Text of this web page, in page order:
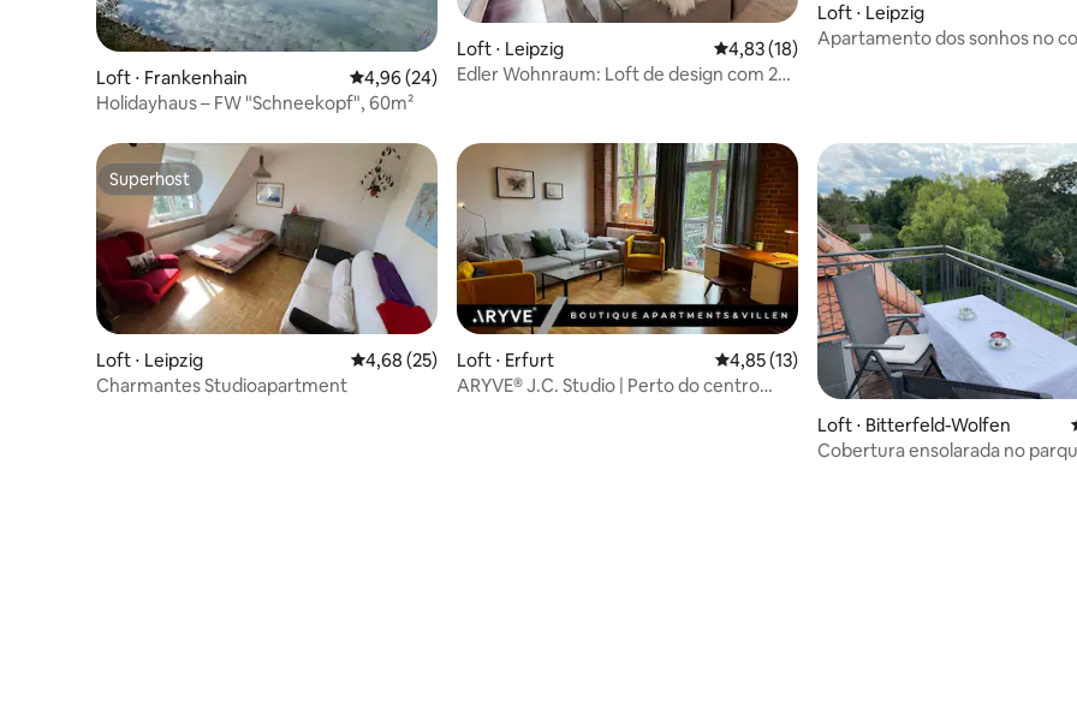
Loft ⋅ Frankenhain 4,96 de uma avaliação média de 5, 24 avaliações
4,96 (24)
Holidayhaus – FW "Schneekopf", 60m²
Loft ⋅ Leipzig 4,83 de uma avaliação média de 5, 18
4,83 (18)
Edler Wohnraum: Loft de design com 2
Loft ⋅ Leipzig
Apartamento dos sonhos no
Superhost
Superhost
Loft ⋅ Leipzig 4,68 de uma avaliação média de 5, 25 avaliações
4,68 (25)
Charmantes Studioapartment
Loft ⋅ Erfurt 4,85 de uma avaliação média de 5, 13
4,85 (13)
ARYVE® J.C. Studio | Perto do centro
Loft ⋅ Bitterfeld-Wolfen
Cobertura ensolarada no